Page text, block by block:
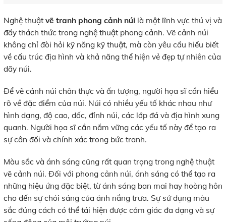
Nghệ thuậtvẽ tranh phong cảnh núi là một lĩnh vực thú vị và
đầy thách thức trong nghệ thuật phong cảnh. Vẽ cảnh núi
không chỉ đòi hỏi kỹ năng kỹ thuật, mà còn yêu cầu hiểu biết
về cấu trúc địa hình và khả năng thể hiện vẻ đẹp tự nhiên của
dãy núi.
Để vẽ cảnh núi chân thực và ấn tượng, người họa sĩ cần hiểu
rõ về đặc điểm của núi. Núi có nhiều yếu tố khác nhau như
hình dạng, độ cao, dốc, đỉnh núi, các lớp đá và địa hình xung
quanh. Người họa sĩ cần nắm vững các yếu tố này để tạo ra
sự cân đối và chính xác trong bức tranh.
Màu sắc và ánh sáng cũng rất quan trọng trong nghệ thuật
vẽ cảnh núi. Đối với phong cảnh núi, ánh sáng có thể tạo ra
những hiệu ứng đặc biệt, từ ánh sáng ban mai hay hoàng hôn
cho đến sự chói sáng của ánh nắng trưa. Sự sử dụng màu
sắc đúng cách có thể tái hiện được cảm giác đa dạng và sự